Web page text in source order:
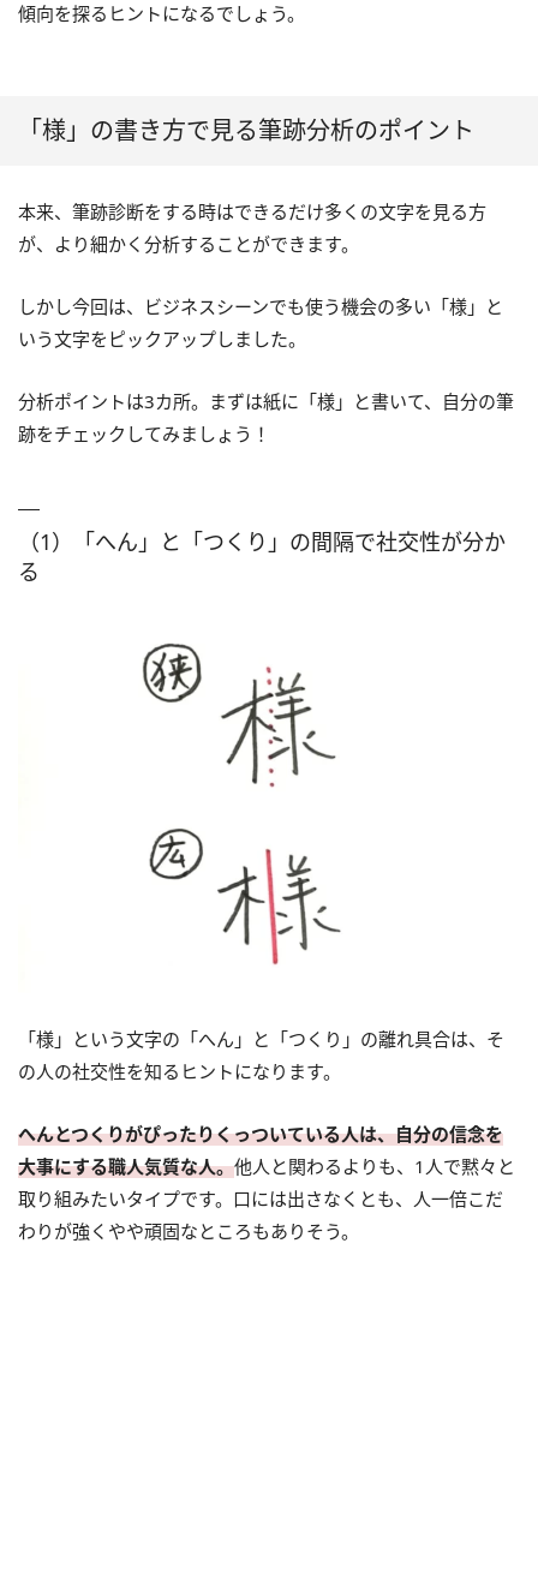
傾向を探るヒントになるでしょう。
「様」の書き方で見る筆跡分析のポイント
本来、筆跡診断をする時はできるだけ多くの文字を見る方
が、より細かく分析することができます。
しかし今回は、ビジネスシーンでも使う機会の多い「様」と
いう文字をピックアップしました。
分析ポイントは3カ所。まずは紙に「様」と書いて、自分の筆
跡をチェックしてみましょう！
（1）「へん」と「つくり」の間隔で社交性が分か
る
「様」という文字の「へん」と「つくり」の離れ具合は、そ
の人の社交性を知るヒントになります。
へんとつくりがぴったりくっついている人は、自分の信念を
大事にする職人気質な人。他人と関わるよりも、1人で黙々と
取り組みたいタイプです。口には出さなくとも、人一倍こだ
わりが強くやや頑固なところもありそう。